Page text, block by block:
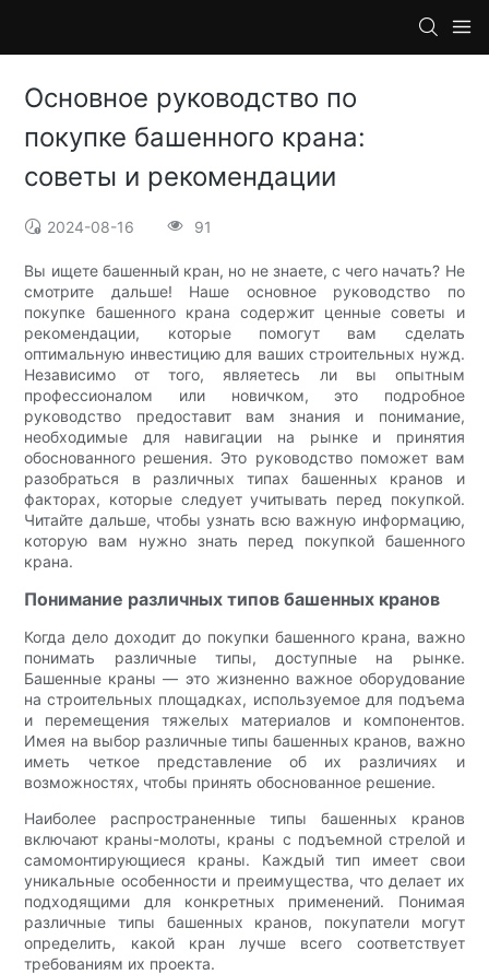
Основное руководство по
покупке башенного крана:
советы и рекомендации
2024-08-16 91
Вы ищете башенный кран, но не знаете, с чего начать? Не
смотрите дальше! Наше основное руководство по
покупке башенного крана содержит ценные советы и
рекомендации, которые помогут вам сделать
оптимальную инвестицию для ваших строительных нужд.
Независимо от того, являетесь ли вы опытным
профессионалом или новичком, это подробное
руководство предоставит вам знания и понимание,
необходимые для навигации на рынке и принятия
обоснованного решения. Это руководство поможет вам
разобраться в различных типах башенных кранов и
факторах, которые следует учитывать перед покупкой.
Читайте дальше, чтобы узнать всю важную информацию,
которую вам нужно знать перед покупкой башенного
крана.
Понимание различных типов башенных кранов
Когда дело доходит до покупки башенного крана, важно
понимать различные типы, доступные на рынке.
Башенные краны — это жизненно важное оборудование
на строительных площадках, используемое для подъема
и перемещения тяжелых материалов и компонентов.
Имея на выбор различные типы башенных кранов, важно
иметь четкое представление об их различиях и
возможностях, чтобы принять обоснованное решение.
Наиболее распространенные типы башенных кранов
включают краны-молоты, краны с подъемной стрелой и
самомонтирующиеся краны. Каждый тип имеет свои
уникальные особенности и преимущества, что делает их
подходящими для конкретных применений. Понимая
различные типы башенных кранов, покупатели могут
определить, какой кран лучше всего соответствует
требованиям их проекта.